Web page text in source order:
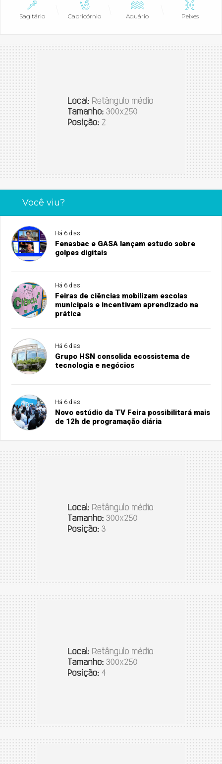
Sagitário Capricórnio Aquário Peixes
Você viu?
Há 6 dias
Fenasbac e GASA lançam estudo sobre
golpes digitais
Há 6 dias
Feiras de ciências mobilizam escolas
municipais e incentivam aprendizado na
prática
Há 6 dias
Grupo HSN consolida ecossistema de
tecnologia e negócios
Há 6 dias
Novo estúdio da TV Feira possibilitará mais
de 12h de programação diária